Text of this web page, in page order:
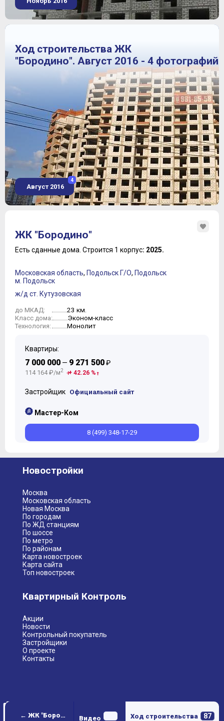
← ЖК "Бородино" Видео Ход строительства 87
Ход строительства ЖК
"Бородино". Август 2016 - 4 фотографий
Август 2016
4
ЖК "Бородино"
Есть сданные дома. Строится 1 корпус: 2025.
Московская область, Подольск Г/О, Подольск
м. Подольск
ж/д ст. Кутузовская
до МКАД: 23 км.
Класс дома: Эконом-класс
Технология: Монолит
Квартиры:
7 000 000 — 9 271 500₽
114 164 ₽/м2 + 42.26 %
Застройщик Официальный сайт
Мастер-Ком
8 (499) 348-17-29
Новостройки
Москва
Московская область
Новая Москва
По городам
По ЖД станциям
По шоссе
По метро
По районам
Карта новостроек
Карта сайта
Топ новостроек
Квартирный Контроль
Акции
Новости
Контрольный покупатель
Застройщики
О проекте
Контакты